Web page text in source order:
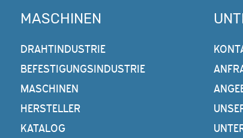
MASCHINEN
DRAHTINDUSTRIE
BEFESTIGUNGSINDUSTRIE
MASCHINEN
HERSTELLER
KATALOG